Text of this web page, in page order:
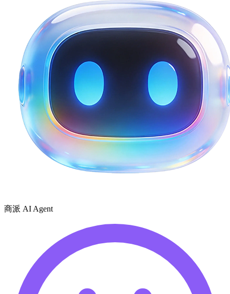
商派 AI Agent